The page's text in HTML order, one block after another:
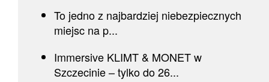
To jedno z najbardziej niebezpiecznych
miejsc na p...
Immersive KLIMT & MONET w
Szczecinie – tylko do 26...